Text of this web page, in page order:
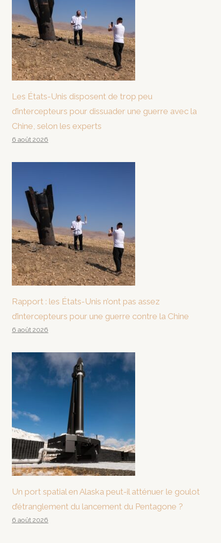
Les États-Unis disposent de trop peu
d’intercepteurs pour dissuader une guerre avec la
Chine, selon les experts
6 août 2026
Rapport : les États-Unis n’ont pas assez
d’intercepteurs pour une guerre contre la Chine
6 août 2026
Un port spatial en Alaska peut-il atténuer le goulot
d’étranglement du lancement du Pentagone ?
6 août 2026